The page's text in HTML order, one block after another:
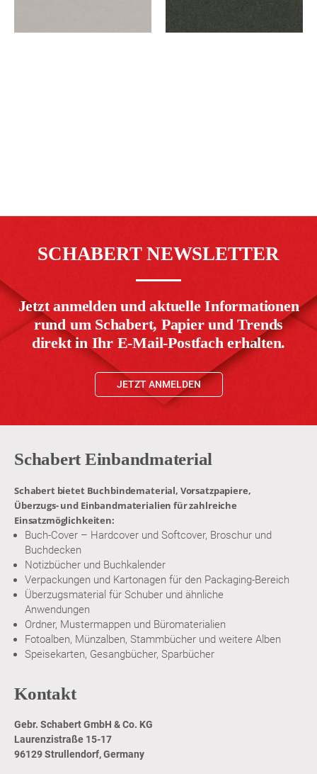
SCHABERT NEWSLETTER
Jetzt anmelden und aktuelle Informationen
rund um Schabert, Papier und Trends
direkt in Ihr E-Mail-Postfach erhalten.
JETZT ANMELDEN
Schabert Einbandmaterial
Schabert bietet Buchbindematerial, Vorsatzpapiere,
Überzugs- und Einbandmaterialien für zahlreiche
Einsatzmöglichkeiten:
Buch-Cover – Hardcover und Softcover, Broschur und
Buchdecken
Notizbücher und Buchkalender
Verpackungen und Kartonagen für den Packaging-Bereich
Überzugsmaterial für Schuber und ähnliche
Anwendungen
Ordner, Mustermappen und Büromaterialien
Fotoalben, Münzalben, Stammbücher und weitere Alben
Speisekarten, Gesangbücher, Sparbücher
Kontakt
Gebr. Schabert GmbH & Co. KG
Laurenzistraße 15-17
96129 Strullendorf, Germany